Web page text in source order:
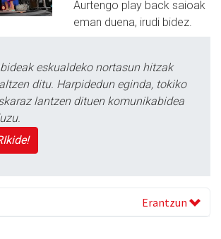
Aurtengo play back saioak
eman duena, irudi bidez.
eskualdeko nortasun hitzak
ditu. Harpidedun eginda, tokiko
lantzen dituen komunikabidea
Erantzun